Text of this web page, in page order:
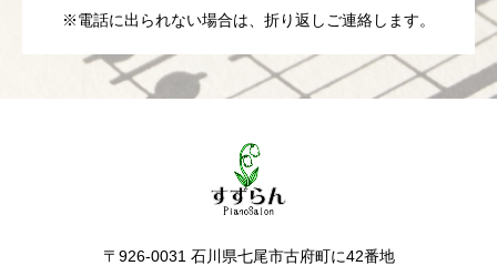
※電話に出られない場合は、折り返しご連絡します。
〒926-0031 石川県七尾市古府町に42番地